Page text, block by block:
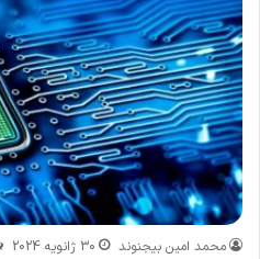
محمد امین بیجنوند 30 ژانویه 2024